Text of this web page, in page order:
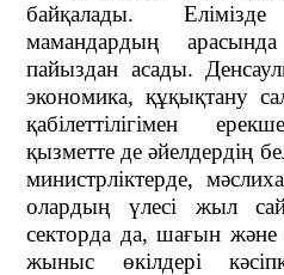
байқалады.
мамандардың
пайыздан асады.
экономика, құқықтану
қабілеттілігімен
қызметте де әйелдердің
министрліктерде,
олардың үлесі жыл
секторда да, шағын және
жыныс өкілдері